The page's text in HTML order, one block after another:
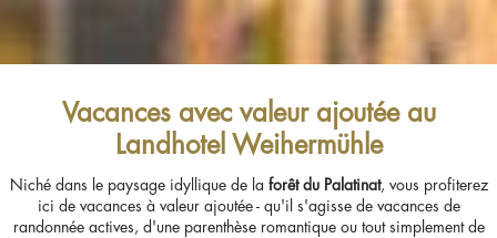
Vacances avec valeur ajoutée au
Landhotel Weihermühle
Niché dans le paysage idyllique de la forêt du Palatinat, vous profiterez
ici de vacances à valeur ajoutée - qu'il s'agisse de vacances de
randonnée actives, d'une parenthèse romantique ou tout simplement de